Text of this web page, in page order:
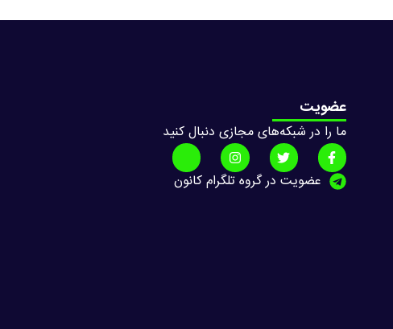
عضویت
ما را در شبکه‌های مجازی دنبال کنید
عضویت در گروه تلگرام کانون